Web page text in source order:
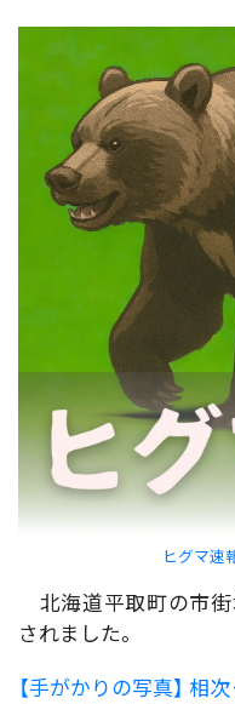
ヒグマ
北海道平取町の市街
されました。
【手がかりの写真】 相